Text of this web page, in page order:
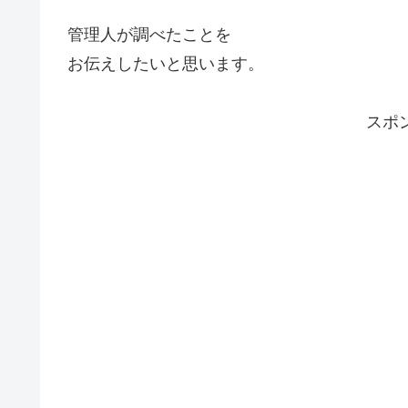
管理人が調べたことを
お伝えしたいと思います。
スポ